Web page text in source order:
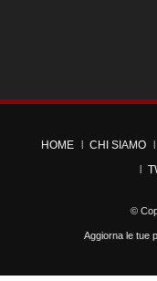
HOME CHI SIAMO
©
Aggiorna le tue